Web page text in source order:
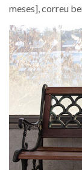
meses], correu